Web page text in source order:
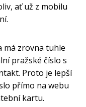
ať už z mobilu
má zrovna tuhle
pražské číslo s
Proto je lepší
přímo na webu
kartu.